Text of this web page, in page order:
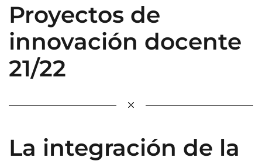
Proyectos de
innovación docente
21/22
La integración de la